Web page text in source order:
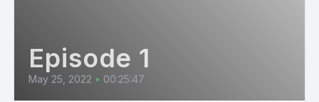
Episode 1
May 25, 2022 • 00:25:47